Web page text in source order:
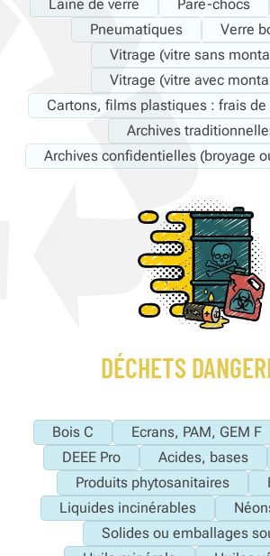
Laine de verre Pare-chocs
Pneumatiques
Verre
Vitrage (vitre sans
Vitrage (vitre avec
Cartons, films plastiques : frais
Archives
Archives confidentielles (broyage
DÉCHETS
Bois C Ecrans, PAM, GEM F
DEEE Pro
Acides, bases
Produits phytosanitaires
Liquides incinérables
Solides ou emballages